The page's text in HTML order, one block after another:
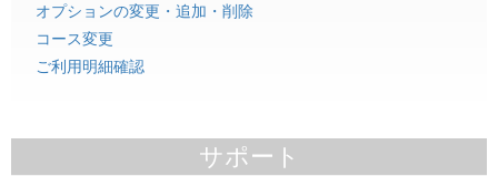
オプションの変更・追加・削除
コース変更
ご利用明細確認
サポート